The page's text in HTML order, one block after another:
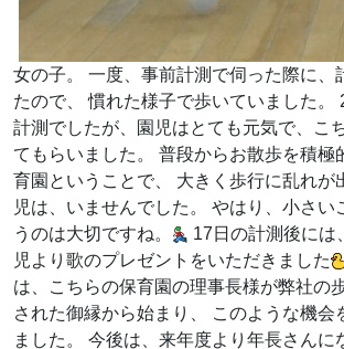
女の子。 一度、事前計測で伺った際に、
たので、 慣れた様子で歩いていました。
計測でしたが、園児はとても元気で、こ
てもらいました。 普段からお散歩を積極
育園ということで、 大きく歩行に乱れが
児は、いませんでした。 やはり、小さい
うのは大切ですね。
17日の計測後には
児より歌のプレゼントをいただきました
は、こちらの保育園の理事長様が弊社の
された御縁から始まり、 このような機会
ました。 今後は、来年度より年長さんに